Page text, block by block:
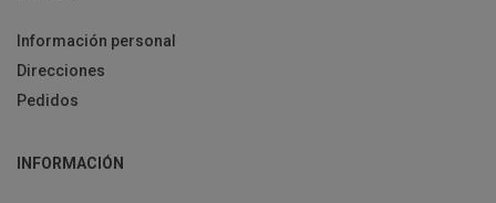
Información personal
Direcciones
Pedidos
INFORMACIÓN